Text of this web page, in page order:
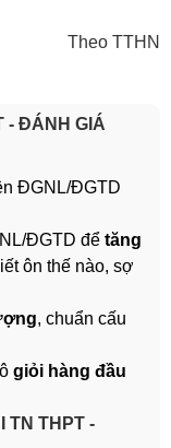
Theo TTHN
- ĐÁNH GIÁ
ĐGNL/ĐGTD
ĐGTD để tăng
ôn thế nào, sợ
, chuẩn cấu
giỏi hàng đầu
TN THPT -